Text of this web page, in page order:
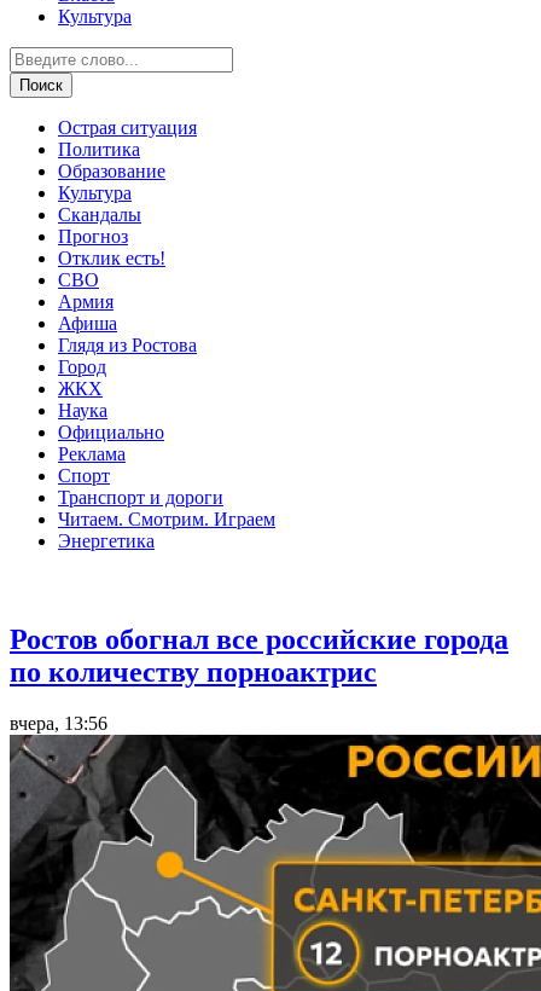
Культура
Острая ситуация
Политика
Образование
Культура
Скандалы
Прогноз
Отклик есть!
СВО
Армия
Афиша
Глядя из Ростова
Город
ЖКХ
Наука
Официально
Реклама
Спорт
Транспорт и дороги
Читаем. Смотрим. Играем
Энергетика
Ростов обогнал все российские города
по количеству порноактрис
вчера, 13:56